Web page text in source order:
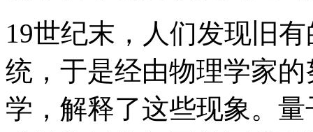
19世纪末，人们发现旧
统，于是经由物理学家
学，解释了这些现象。